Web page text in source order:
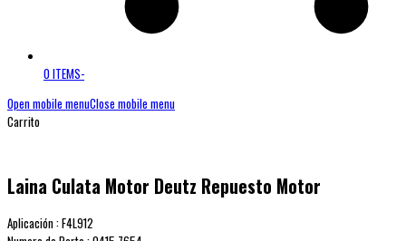
0 ITEMS-
Open mobile menuClose mobile menu
Carrito
Laina Culata Motor Deutz Repuesto Motor
Aplicación : F4L912